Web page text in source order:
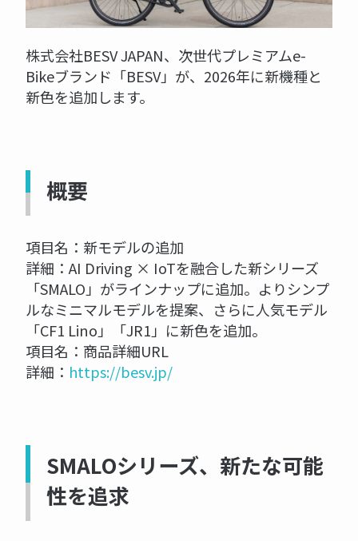
株式会社BESV JAPAN、次世代プレミアムe-
Bikeブランド「BESV」が、2026年に新機種と
新色を追加します。
概要
項目名：新モデルの追加
詳細：AI Driving × IoTを融合した新シリーズ
「SMALO」がラインナップに追加。よりシンプ
ルなミニマルモデルを提案、さらに人気モデル
「CF1 Lino」「JR1」に新色を追加。
項目名：商品詳細URL
詳細： https://besv.jp/
SMALOシリーズ、新たな可能
性を追求